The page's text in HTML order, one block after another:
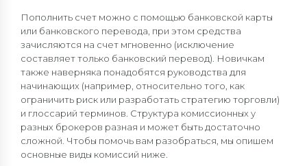
Пополнить счет можно с помощью банковской карты
или банковского перевода, при этом средства
зачисляются на счет мгновенно (исключение
составляет только банковский перевод). Новичкам
также наверняка понадобятся руководства для
начинающих (например, относительно того, как
ограничить риск или разработать стратегию торговли)
и глоссарий терминов. Структура комиссионных у
разных брокеров разная и может быть достаточно
сложной. Чтобы помочь вам разобраться, мы опишем
основные виды комиссий ниже.